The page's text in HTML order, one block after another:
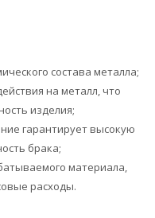
состава металла;
на металл, что
изделия;
гарантирует высокую
брака;
материала,
расходы.